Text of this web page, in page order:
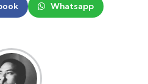
Whatsapp